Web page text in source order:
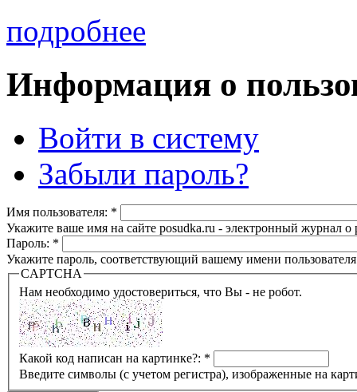
подробнее
Информация о
Войти в систему
Забыли пароль?
Имя пользователя: *
Укажите ваше имя на сайте posudka.ru - электронный журнал
Пароль: *
Укажите пароль, соответствующий вашему имени
CAPTCHA
Нам необходимо удостовериться, что Вы - не робот.
Какой код написан на картинке?: *
Введите символы (с учетом регистра), изображенные на